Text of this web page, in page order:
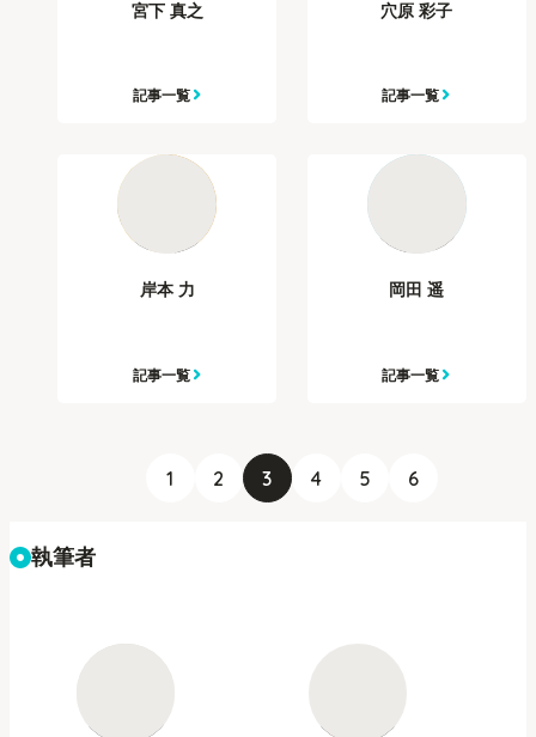
宮下 真之
記事一覧
穴原 彩子
記事一覧
岸本 力
記事一覧
岡田 遥
記事一覧
1 2 3 4 5 6
執筆者